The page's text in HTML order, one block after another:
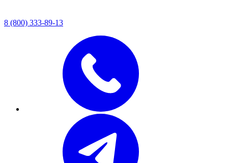
8 (800) 333-89-13